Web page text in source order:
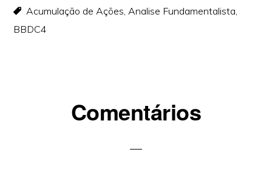
Acumulação de Ações,Analise Fundamentalista,
BBDC4
ReaderComentários